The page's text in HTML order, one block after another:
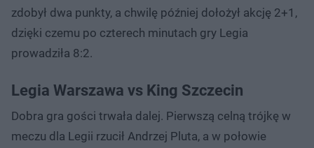
zdobył dwa punkty, a chwilę później dołożył akcję 2+1,
dzięki czemu po czterech minutach gry Legia
prowadziła 8:2.
Legia Warszawa vs King Szczecin
Dobra gra gości trwała dalej. Pierwszą celną trójkę w
meczu dla Legii rzucił Andrzej Pluta, a w połowie